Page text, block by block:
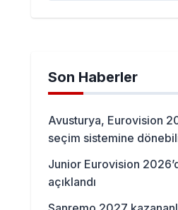
Son Haberler
Avusturya, Eurovision
seçim sistemine
Junior Eurovision
açıklandı